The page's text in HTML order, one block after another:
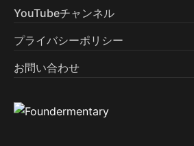
YouTubeチャンネル
プライバシーポリシー
お問い合わせ